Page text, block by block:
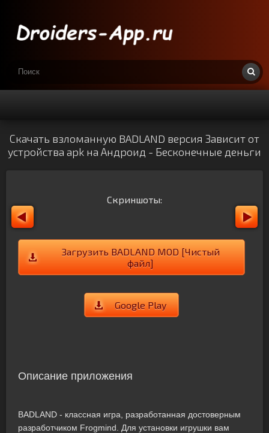
Скачать взломанную BADLAND версия Зависит от
устройства apk на Андроид - Бесконечные деньги
Скриншоты:
Загрузить BADLAND MOD [Чистый
файл]
Google Play
Описание приложения
BADLAND - классная игра, разработанная достоверным
разработчиком Frogmind. Для установки игрушки вам